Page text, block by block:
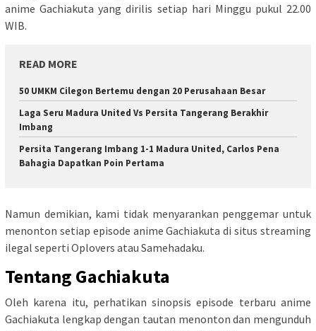
anime Gachiakuta yang dirilis setiap hari Minggu pukul 22.00
WIB.
READ MORE
50 UMKM Cilegon Bertemu dengan 20 Perusahaan Besar
Laga Seru Madura United Vs Persita Tangerang Berakhir
Imbang
Persita Tangerang Imbang 1-1 Madura United, Carlos Pena
Bahagia Dapatkan Poin Pertama
Namun demikian, kami tidak menyarankan penggemar untuk
menonton setiap episode anime Gachiakuta di situs streaming
ilegal seperti Oplovers atau Samehadaku.
Tentang Gachiakuta
Oleh karena itu, perhatikan sinopsis episode terbaru anime
Gachiakuta lengkap dengan tautan menonton dan mengunduh